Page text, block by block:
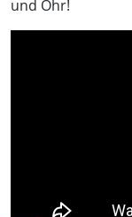
und Ohr!